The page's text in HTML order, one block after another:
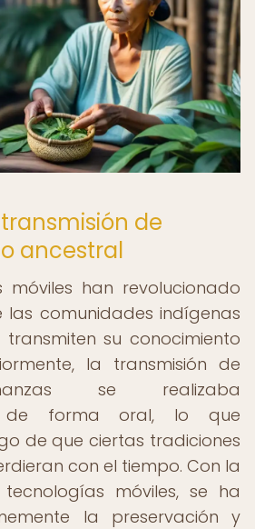
de
ancestral
móviles han revolucionado
comunidades indígenas
su conocimiento
la transmisión de
se realizaba
de forma oral, lo que
de que ciertas tradiciones
con el tiempo. Con la
móviles, se ha
la preservación y